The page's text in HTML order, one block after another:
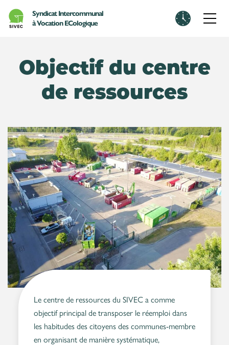
Syndicat Intercommunal
à Vocation ECologique
08:00 - 15:50
Administration
07h30-11h30 / 13h30-15h30
06h00 - 14h00
Voir horaires
Objectif du centre
de ressources
Le centre de ressources du SIVEC a comme
objectif principal de transposer le réemploi dans
les habitudes des citoyens des communes-membre
en organisant de manière systématique,